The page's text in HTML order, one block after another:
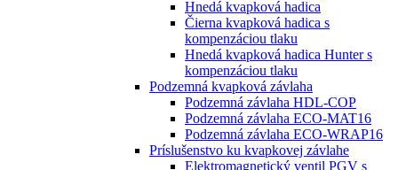
Hnedá kvapková hadica
Čierna kvapková hadica s
kompenzáciou tlaku
Hnedá kvapková hadica Hunter s
kompenzáciou tlaku
Podzemná kvapková závlaha
Podzemná závlaha HDL-COP
Podzemná závlaha ECO-MAT16
Podzemná závlaha ECO-WRAP16
Príslušenstvo ku kvapkovej závlahe
Elektromagnetický ventil PGV s